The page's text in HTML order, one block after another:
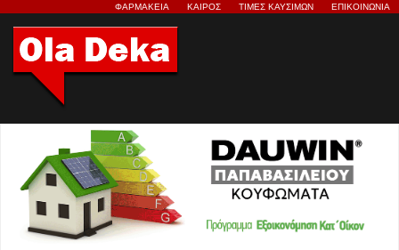
ΦΑΡΜΑΚΕΙΑ ΚΑΙΡΟΣ ΤΙΜΕΣ ΚΑΥΣΙΜΩΝ ΕΠΙΚΟΙΝΩΝΙΑ